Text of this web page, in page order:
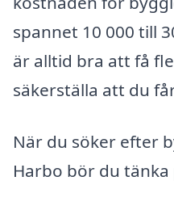
spannet 10 000 till
är alltid bra att få
säkerställa att du
När du söker efter
Harbo bör du